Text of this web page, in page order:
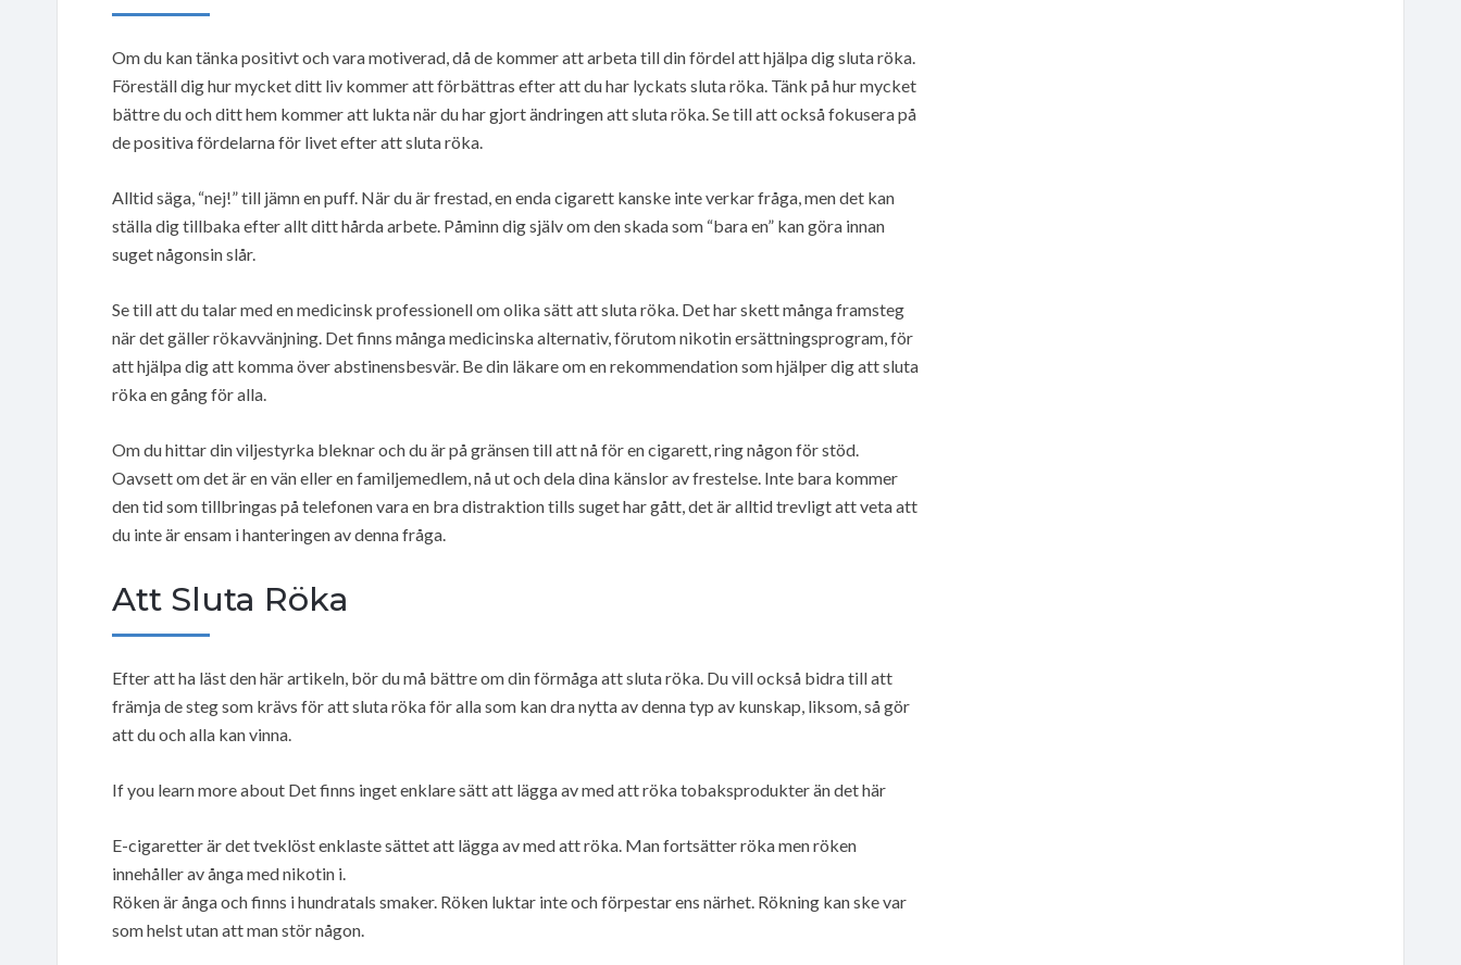
Om du kan tänka positivt och vara motiverad, då de kommer att arbeta till din fördel att hjälpa dig sluta röka.
Föreställ dig hur mycket ditt liv kommer att förbättras efter att du har lyckats sluta röka. Tänk på hur mycket
bättre du och ditt hem kommer att lukta när du har gjort ändringen att sluta röka. Se till att också fokusera på
de positiva fördelarna för livet efter att sluta röka.
Alltid säga, “nej!” till jämn en puff. När du är frestad, en enda cigarett kanske inte verkar fråga, men det kan
ställa dig tillbaka efter allt ditt hårda arbete. Påminn dig själv om den skada som “bara en” kan göra innan
suget någonsin slår.
Se till att du talar med en medicinsk professionell om olika sätt att sluta röka. Det har skett många framsteg
när det gäller rökavvänjning. Det finns många medicinska alternativ, förutom nikotin ersättningsprogram, för
att hjälpa dig att komma över abstinensbesvär. Be din läkare om en rekommendation som hjälper dig att sluta
röka en gång för alla.
Om du hittar din viljestyrka bleknar och du är på gränsen till att nå för en cigarett, ring någon för stöd.
Oavsett om det är en vän eller en familjemedlem, nå ut och dela dina känslor av frestelse. Inte bara kommer
den tid som tillbringas på telefonen vara en bra distraktion tills suget har gått, det är alltid trevligt att veta att
du inte är ensam i hanteringen av denna fråga.
Att Sluta Röka
Efter att ha läst den här artikeln, bör du må bättre om din förmåga att sluta röka. Du vill också bidra till att
främja de steg som krävs för att sluta röka för alla som kan dra nytta av denna typ av kunskap, liksom, så gör
att du och alla kan vinna.
If you learn more about Det finns inget enklare sätt att lägga av med att röka tobaksprodukter än det här
E-cigaretter är det tveklöst enklaste sättet att lägga av med att röka. Man fortsätter röka men röken
innehåller av ånga med nikotin i.
Röken är ånga och finns i hundratals smaker. Röken luktar inte och förpestar ens närhet. Rökning kan ske var
som helst utan att man stör någon.